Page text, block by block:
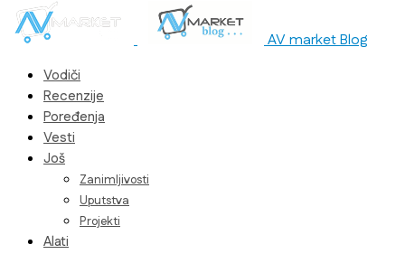
AV market Blog
Vodiči
Recenzije
Poređenja
Vesti
Još
Zanimljivosti
Uputstva
Projekti
Alati